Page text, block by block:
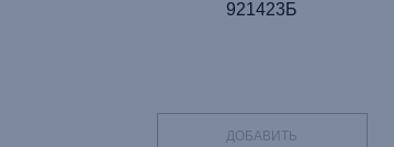
921423Б
ДОБАВИТЬ